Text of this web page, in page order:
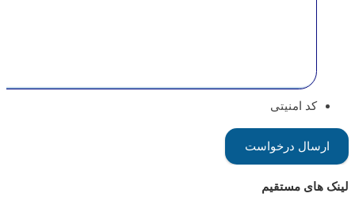
کد امنیتی
لینک های مستقیم